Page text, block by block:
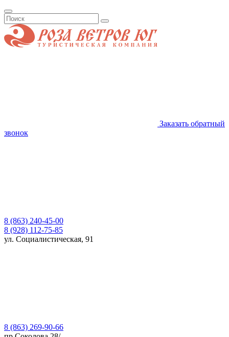
Заказать обратный
звонок
8 (863) 240-45-00
8 (928) 112-75-85
ул. Социалистическая, 91
8 (863) 269-90-66